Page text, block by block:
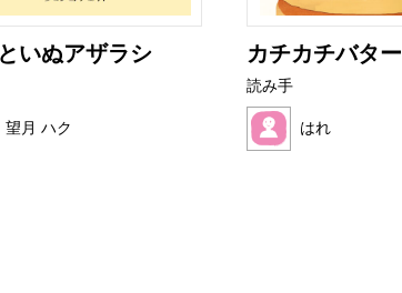
いぬアザラシ
望月 ハク
カチカチバター
読み手
はれ